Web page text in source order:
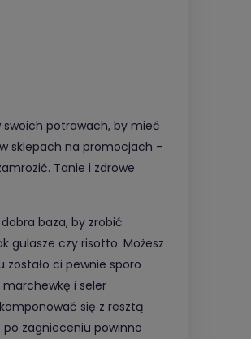
swoich potrawach, by mieć
sklepach na promocjach –
Tanie i zdrowe
baza, by zrobić
gulasze czy risotto. Możesz
zostało ci pewnie sporo
marchewkę i seler
się z resztą
po zagnieceniu powinno